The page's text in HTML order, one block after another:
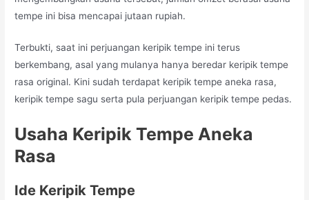
tempe ini bisa mencapai jutaan rupiah.
Terbukti, saat ini perjuangan keripik tempe ini terus
berkembang, asal yang mulanya hanya beredar keripik tempe
rasa original. Kini sudah terdapat keripik tempe aneka rasa,
keripik tempe sagu serta pula perjuangan keripik tempe pedas.
Usaha Keripik Tempe Aneka
Rasa
Ide Keripik Tempe